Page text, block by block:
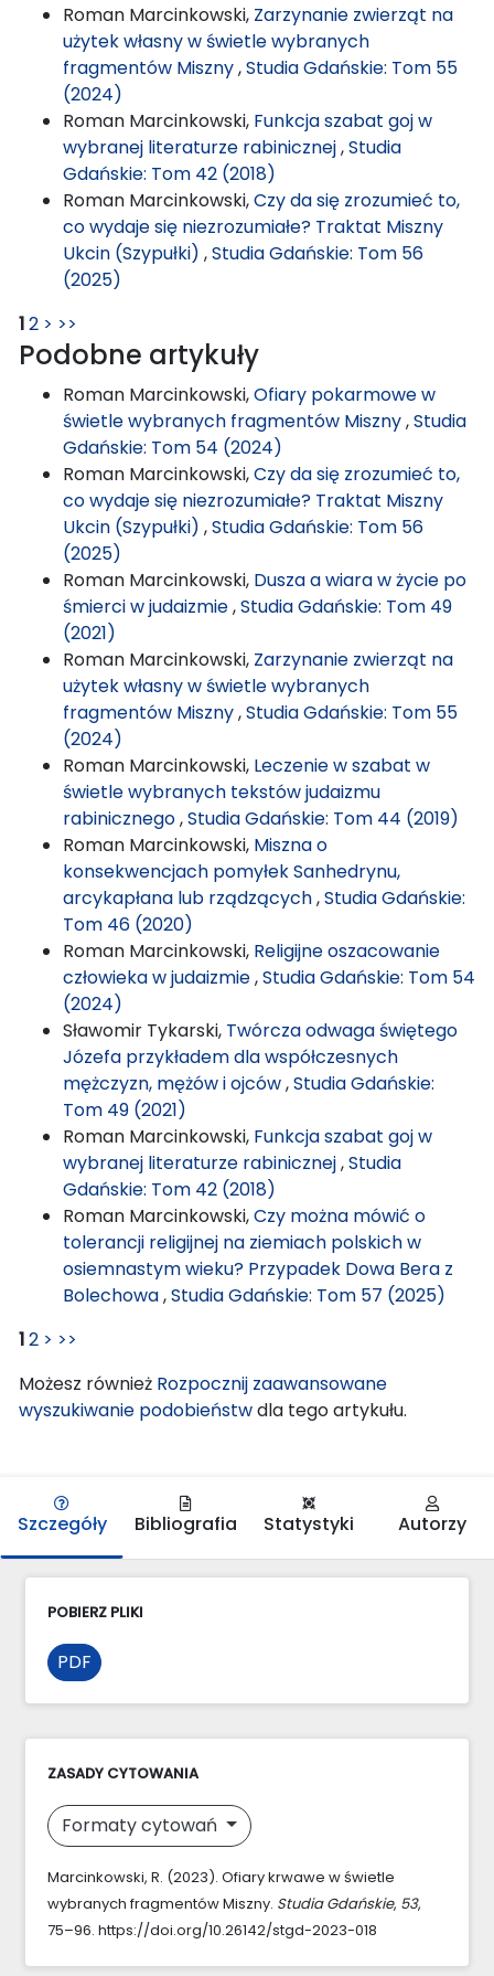
Roman Marcinkowski, Zarzynanie zwierząt na
użytek własny w świetle wybranych
fragmentów Miszny,Studia Gdańskie: Tom 55
(2024)
Roman Marcinkowski, Funkcja szabat goj w
wybranej literaturze rabinicznej,Studia
Gdańskie: Tom 42 (2018)
Roman Marcinkowski,Czy da się zrozumieć to,
co wydaje się niezrozumiałe? Traktat Miszny
Ukcin (Szypułki) ,Studia Gdańskie: Tom 56
(2025)
12 > >>
Podobne artykuły
Roman Marcinkowski,Ofiary pokarmowe w
świetle wybranych fragmentów Miszny,Studia
Gdańskie: Tom 54 (2024)
Roman Marcinkowski,Czy da się zrozumieć to,
co wydaje się niezrozumiałe? Traktat Miszny
Ukcin (Szypułki) ,Studia Gdańskie: Tom 56
(2025)
Roman Marcinkowski, Dusza a wiara w życie po
śmierci w judaizmie,Studia Gdańskie: Tom 49
(2021)
Roman Marcinkowski, Zarzynanie zwierząt na
użytek własny w świetle wybranych
fragmentów Miszny,Studia Gdańskie: Tom 55
(2024)
Roman Marcinkowski, Leczenie w szabat w
świetle wybranych tekstów judaizmu
rabinicznego,Studia Gdańskie: Tom 44 (2019)
Roman Marcinkowski, Miszna o
konsekwencjach pomyłek Sanhedrynu,
arcykapłana lub rządzących,Studia Gdańskie:
Tom 46 (2020)
Roman Marcinkowski, Religijne oszacowanie
człowieka w judaizmie,Studia Gdańskie: Tom 54
(2024)
Sławomir Tykarski, Twórcza odwaga świętego
Józefa przykładem dla współczesnych
mężczyzn, mężów i ojców,Studia Gdańskie:
Tom 49 (2021)
Roman Marcinkowski, Funkcja szabat goj w
wybranej literaturze rabinicznej,Studia
Gdańskie: Tom 42 (2018)
Roman Marcinkowski,Czy można mówić o
tolerancji religijnej na ziemiach polskich w
osiemnastym wieku? Przypadek Dowa Bera z
Bolechowa,Studia Gdańskie: Tom 57 (2025)
12 > >>
Możesz również Rozpocznij zaawansowane
wyszukiwanie podobieństwdla tego artykułu.
Szczegóły Bibliografia Statystyki Autorzy
POBIERZ PLIKI
PDF
ZASADY CYTOWANIA
Formaty cytowań
Marcinkowski, R. (2023). Ofiary krwawe w świetle
wybranych fragmentów Miszny. Studia Gdańskie, 53,
75–96. https://doi.org/10.26142/stgd-2023-018